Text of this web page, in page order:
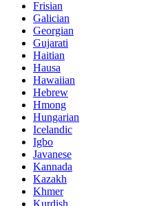
Frisian
Galician
Georgian
Gujarati
Haitian
Hausa
Hawaiian
Hebrew
Hmong
Hungarian
Icelandic
Igbo
Javanese
Kannada
Kazakh
Khmer
Kurdish